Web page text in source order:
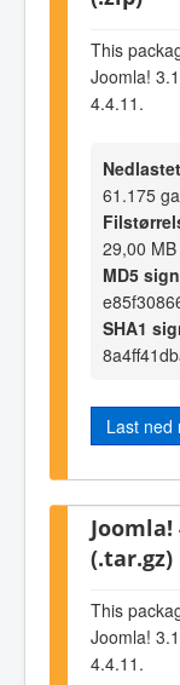
This
Joomla!
4.4.11.
Nedlastet
61.175
29,00 MB
MD5
SHA1
Last ned
Joomla!
(.tar.gz)
This
Joomla!
4.4.11.